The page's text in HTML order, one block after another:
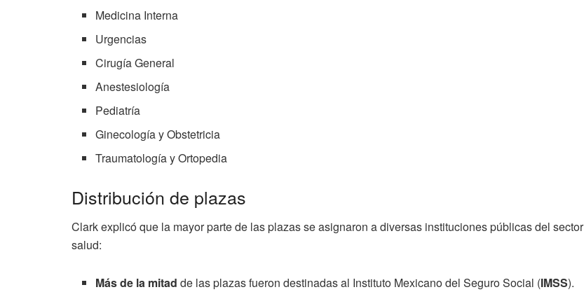
Medicina Interna
Urgencias
Cirugía General
Anestesiología
Pediatría
Ginecología y Obstetricia
Traumatología y Ortopedia
Distribución de plazas
Clark explicó que la mayor parte de las plazas se asignaron a diversas instituciones públicas del sector
salud:
Más de la mitad de las plazas fueron destinadas al Instituto Mexicano del Seguro Social (IMSS).